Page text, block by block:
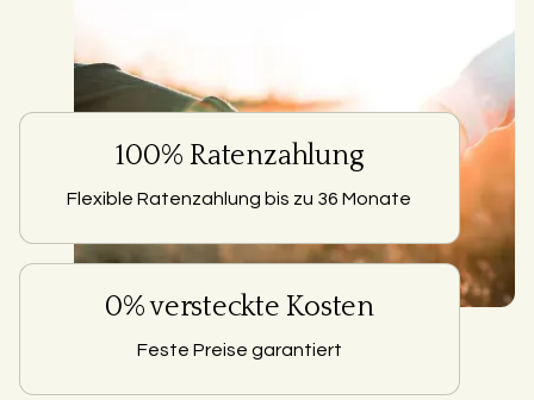
100% Ratenzahlung
Flexible Ratenzahlung bis zu 36 Monate
0% versteckte Kosten
Feste Preise garantiert